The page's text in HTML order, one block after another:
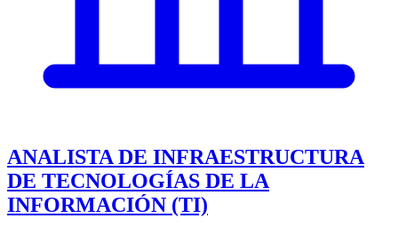
ANALISTA DE INFRAESTRUCTURA
DE TECNOLOGÍAS DE LA
INFORMACIÓN (TI)